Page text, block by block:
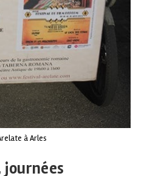
à Arles